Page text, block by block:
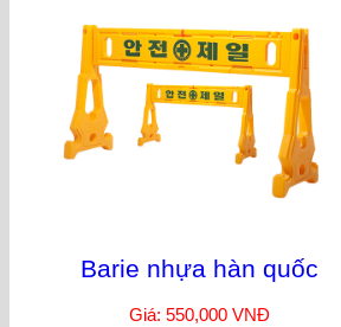
Barie nhựa hàn quốc
Giá: 550,000 VNĐ